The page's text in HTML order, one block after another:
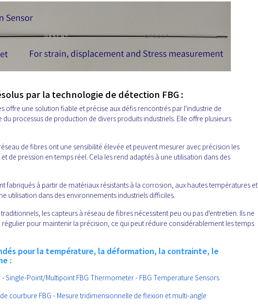
par la technologie de détection FBG :
offre une solution fiable et précise aux défis rencontrés par l'industrie de
processus de production de divers produits industriels. Elle offre plusieurs
de fibres ont une sensibilité élevée et peuvent mesurer avec précision les
de pression en temps réel. Cela les rend adaptés à une utilisation dans des
fabriqués à partir de matériaux résistants à la corrosion, aux hautes températures et
utilisation dans des environnements industriels difficiles.
les capteurs à réseau de fibres nécessitent peu ou pas d'entretien. Ils ne
pour maintenir la précision, ce qui peut réduire considérablement les temps
pour la température, la déformation, la contrainte, le
:
Single-Point/Multipoint FBG Thermometer - FBG Temperature Sensors
courbure FBG - Mesure tridimensionnelle de flexion et multi-angle